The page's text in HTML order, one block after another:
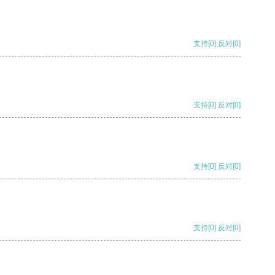
支持[0] 反对[0]
支持[0] 反对[0]
支持[0] 反对[0]
支持[0] 反对[0]